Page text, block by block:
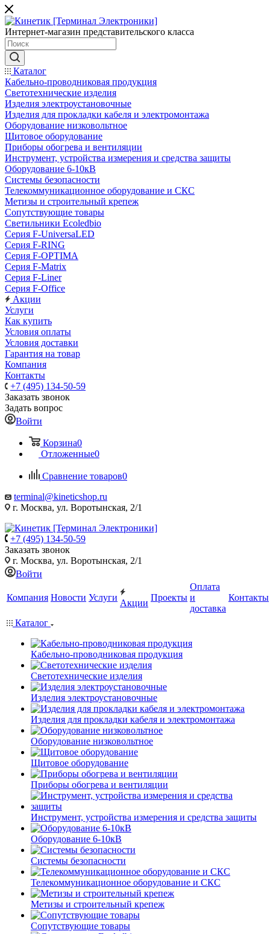
Интернет-магазин представительского класса
Каталог
Кабельно-проводниковая продукция
Светотехнические изделия
Изделия электроустановочные
Изделия для прокладки кабеля и электромонтажа
Оборудование низковольтное
Щитовое оборудование
Приборы обогрева и вентиляции
Инструмент, устройства измерения и средства защиты
Оборудование 6-10кВ
Системы безопасности
Телекоммуникационное оборудование и СКС
Метизы и строительный крепеж
Сопутствующие товары
Светильники Ecoledbio
Серия F-UniversaLED
Серия F-RING
Серия F-OPTIMA
Серия F-Matrix
Серия F-Liner
Серия F-Office
Акции
Услуги
Как купить
Условия оплаты
Условия доставки
Гарантия на товар
Компания
Контакты
+7 (495) 134-50-59
Заказать звонок
Задать вопрос
Войти
Корзина0
Отложенные0
Сравнение товаров0
terminal@kineticshop.ru
г. Москва, ул. Воротынская, 2/1
+7 (495) 134-50-59
Заказать звонок
г. Москва, ул. Воротынская, 2/1
Войти
Компания Новости Услуги
Акции
Проекты
Оплата
и
доставка
Контакты
Каталог
Кабельно-проводниковая продукция
Светотехнические изделия
Изделия электроустановочные
Изделия для прокладки кабеля и электромонтажа
Оборудование низковольтное
Щитовое оборудование
Приборы обогрева и вентиляции
Инструмент, устройства измерения и средства защиты
Оборудование 6-10кВ
Системы безопасности
Телекоммуникационное оборудование и СКС
Метизы и строительный крепеж
Сопутствующие товары